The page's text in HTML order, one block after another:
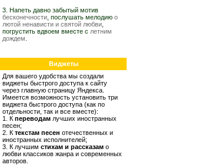
3. Напеть давно забытый мотив
бесконечности , послушать мелодию о
лютой ненависти и святой любви
погрустить вдвоем вместе с летним
дождем
Виджеты
Для вашего удобства мы создали
виджеты быстрого доступа к сайту
через главную страницу Яндекса.
Имеется возможность установить три
виджета быстрого доступа (как по
отдельности, так и все вместе):
1. К переводам лучших иностранных
песен;
2. К текстам песен отечественных и
иностранных исполнителей;
3. К лучшим стихам и рассказам о
любви классиков жанра и современных
авторов.